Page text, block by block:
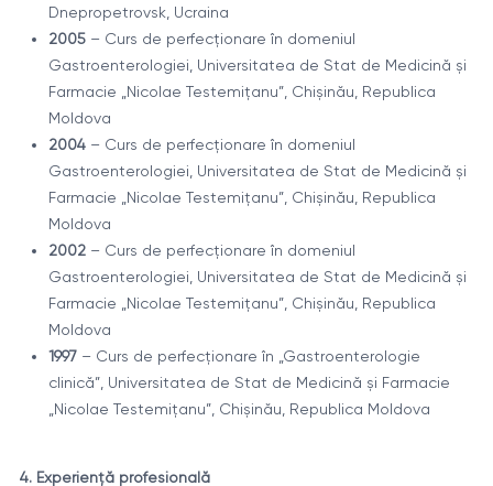
Dnepropetrovsk, Ucraina
2005– Curs de perfecționare în domeniul
Gastroenterologiei, Universitatea de Stat de Medicină și
Farmacie „Nicolae Testemițanu”, Chișinău, Republica
Moldova
2004– Curs de perfecționare în domeniul
Gastroenterologiei, Universitatea de Stat de Medicină și
Farmacie „Nicolae Testemițanu”, Chișinău, Republica
Moldova
2002– Curs de perfecționare în domeniul
Gastroenterologiei, Universitatea de Stat de Medicină și
Farmacie „Nicolae Testemițanu”, Chișinău, Republica
Moldova
1997– Curs de perfecționare în „Gastroenterologie
clinică”, Universitatea de Stat de Medicină și Farmacie
„Nicolae Testemițanu”, Chișinău, Republica Moldova
4. Experiență profesională